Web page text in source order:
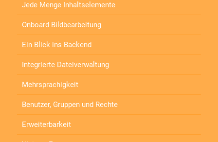
Jede Menge Inhaltselemente
Onboard Bildbearbeitung
Ein Blick ins Backend
Integrierte Dateiverwaltung
Mehrsprachigkeit
Benutzer, Gruppen und Rechte
Erweiterbarkeit